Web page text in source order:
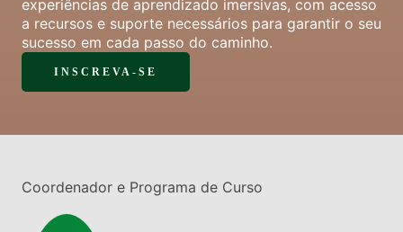
experiências de aprendizado imersivas, com acesso
a recursos e suporte necessários para garantir o seu
sucesso em cada passo do caminho.
INSCREVA-SE
Coordenador e Programa de Curso